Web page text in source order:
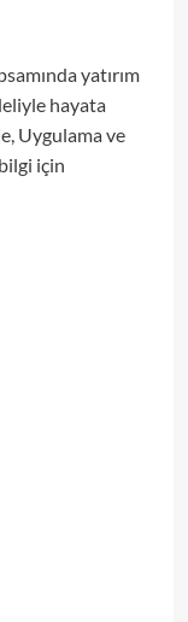
yatırım
hayata
Uygulama ve
için